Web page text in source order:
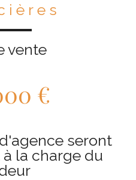
vente
€
seront
la charge du